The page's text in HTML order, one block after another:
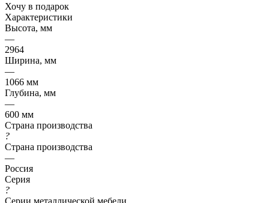
Хочу в подарок
Характеристики
Высота, мм
—
2964
Ширина, мм
—
1066 мм
Глубина, мм
—
600 мм
Страна производства
?
Страна производства
—
Россия
Серия
?
Серии металлической мебели